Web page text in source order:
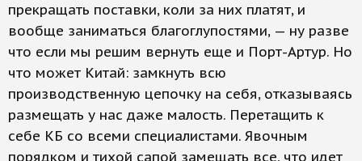
прекращать поставки, коли за них платят, и
вообще заниматься благоглупостями, — ну разве
что если мы решим вернуть еще и Порт-Артур. Но
что может Китай: замкнуть всю
производственную цепочку на себя, отказываясь
размещать у нас даже малость. Перетащить к
себе КБ со всеми специалистами. Явочным
порядком и тихой сапой замещать все, что идет